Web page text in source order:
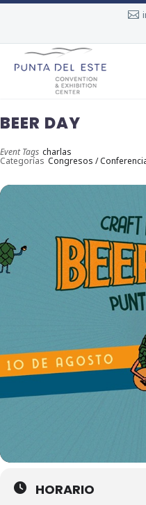
BEER DAY
Event Tags charlas
Categorías Congresos /
HORARIO